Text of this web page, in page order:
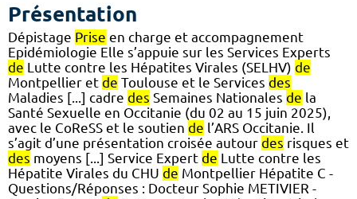
Présentation
Dépistage Prise en charge et accompagnement
Epidémiologie Elle s’appuie sur les Services Experts
de Lutte contre les Hépatites Virales (SELHV) de
Montpellier et de Toulouse et le Services des
Maladies [...] cadre des Semaines Nationales de la
Santé Sexuelle en Occitanie (du 02 au 15 juin 2025),
avec le CoReSS et le soutien de l’ARS Occitanie. Il
s’agit d’une présentation croisée autour des risques et
des moyens [...] Service Expert de Lutte contre les
Hépatite Virales du CHU de Montpellier Hépatite C -
Questions/Réponses : Docteur Sophie METIVIER -